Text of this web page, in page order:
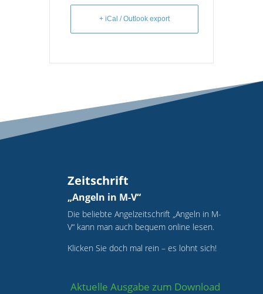
+ iCal / Outlook export
Zeitschrift
„Angeln in M-V“
Die beliebte Angelzeitschrift „Angeln in M-
V“ kann man auch bequem online lesen.
Klicken Sie doch mal rein – es lohnt sich!
Aktuelle Ausgabe zum Download